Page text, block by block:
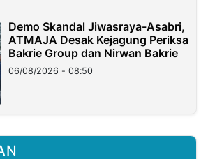
Demo Skandal Jiwasraya-Asabri,
ATMAJA Desak Kejagung Periksa
Bakrie Group dan Nirwan Bakrie
06/08/2026 - 08:50